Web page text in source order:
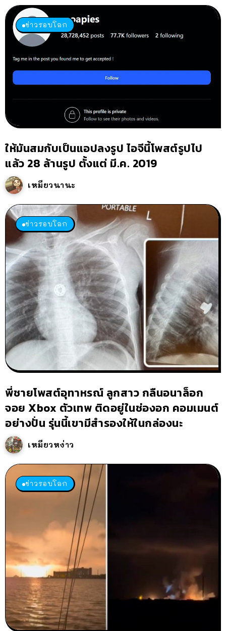
ข่าวรอบโลก
ให้มันสมกับเป็นแอปลงรูป ไอจีนี้โพสต์รูปไป
แล้ว 28 ล้านรูป ตั้งแต่ มี.ค. 2019
เหมียวนานะ
ข่าวรอบโลก
พี่ชายโพสต์อุทาหรณ์ ลูกสาว กลืนอนาล็อก
จอย Xbox ตัวเทพ ติดอยู่ในช่องอก คอมเมนต์
อย่างปั่น รุ่นนี้เขามีสำรองให้ในกล่องนะ
เหมียวหง่าว
ข่าวรอบโลก